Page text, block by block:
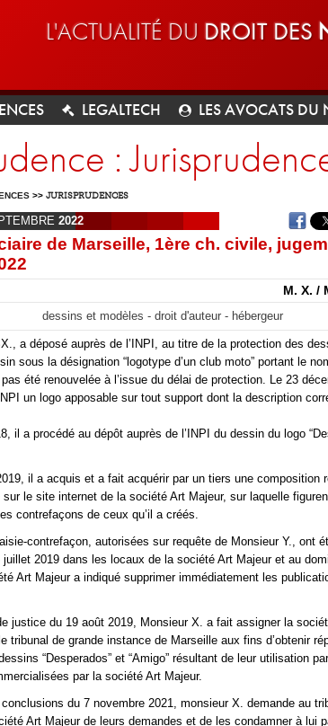
L'ACTUALITÉ DU DROIT DES
LEGALTECH LES AVOCATS DU
:
>> JURISPRUDENCES
2022
de Marseille, 1ère ch. civile,
M. X. /
dessins et modèles - droit d'auteur - hébergeur
a déposé auprès de l’INPI, au titre de la protection des
sous la désignation “logotype d’un club moto” portant le
été renouvelée à l’issue du délai de protection. Le 23
un logo apposable sur tout support dont la description
il a procédé au dépôt auprès de l’INPI du dessin du logo
il a acquis et a fait acquérir par un tiers une composition
sur le site internet de la société Art Majeur, sur laquelle
contrefaçons de ceux qu’il a créés.
contrefaçon, autorisées sur requête de Monsieur Y., ont
2019 dans les locaux de la société Art Majeur et au
Art Majeur a indiqué supprimer immédiatement les
justice du 19 août 2019, Monsieur X. a fait assigner la
tribunal de grande instance de Marseille aux fins d’obtenir
“Desperados” et “Amigo” résultant de leur utilisation
par la société Art Majeur.
du 7 novembre 2021, monsieur X. demande au
Art Majeur de leurs demandes et de les condamner à lui